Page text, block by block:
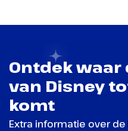
Ontdek waar
van Disney
komt
Extra informatie over de